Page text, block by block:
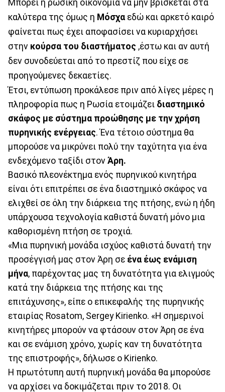
Μπορεί η ρωσική οικονομία να μην βρίσκεται στα
καλύτερα της όμως η Μόσχα εδώ και αρκετό καιρό
φαίνεται πως έχει αποφασίσει να κυριαρχήσει
στην κούρσα του διαστήματος ,έστω και αν αυτή
δεν συνοδεύεται από το πρεστίζ που είχε σε
προηγούμενες δεκαετίες.
Έτσι, εντύπωση προκάλεσε πριν από λίγες μέρες η
πληροφορία πως η Ρωσία ετοιμάζει διαστημικό
σκάφος με σύστημα προώθησης με την χρήση
πυρηνικής ενέργειας. Ένα τέτοιο σύστημα θα
μπορούσε να μικρύνει πολύ την ταχύτητα για ένα
ενδεχόμενο ταξίδι στον Άρη.
Βασικό πλεονέκτημα ενός πυρηνικού κινητήρα
είναι ότι επιτρέπει σε ένα διαστημικό σκάφος να
ελιχθεί σε όλη την διάρκεια της πτήσης, ενώ η ήδη
υπάρχουσα τεχνολογία καθιστά δυνατή μόνο μια
καθορισμένη πτήση σε τροχιά.
«Μια πυρηνική μονάδα ισχύος καθιστά δυνατή την
προσέγγισή μας στον Άρη σε ένα έως ενάμιση
μήνα, παρέχοντας μας τη δυνατότητα για ελιγμούς
κατά την διάρκεια της πτήσης και της
επιτάχυνσης», είπε ο επικεφαλής της πυρηνικής
εταιρίας Rosatom, Sergey Kirienko. «Η σημερινοί
κινητήρες μπορούν να φτάσουν στον Άρη σε ένα
και σε ενάμιση χρόνο, χωρίς καν τη δυνατότητα
της επιστροφής», δήλωσε ο Kirienko.
Η πρωτότυπη αυτή πυρηνική μονάδα θα μπορούσε
να αρχίσει να δοκιμάζεται πριν το 2018. Οι